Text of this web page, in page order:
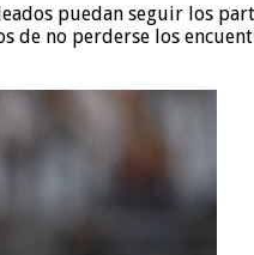
puedan seguir los
de no perderse los